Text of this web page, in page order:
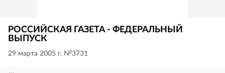
РОССИЙСКАЯ ГАЗЕТА - ФЕДЕРАЛЬНЫЙ
ВЫПУСК
29 марта 2005 г. №3731